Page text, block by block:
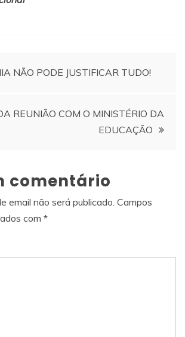
NÃO PODE JUSTIFICAR TUDO!
REUNIÃO COM O MINISTÉRIO DA
EDUCAÇÃO
comentário
email não será publicado. Campos
com *